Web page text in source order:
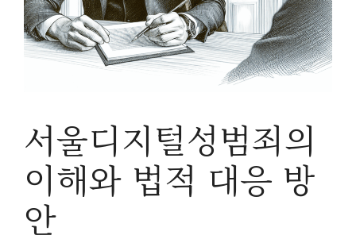
서울디지털성범죄의
이해와 법적 대응 방
안